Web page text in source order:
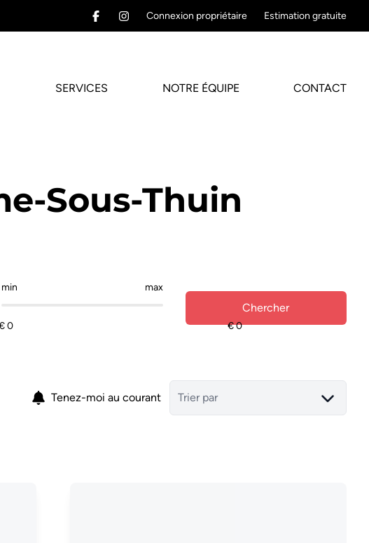
Connexion propriétaire Estimation gratuite
SERVICES NOTRE ÉQUIPE CONTACT
Sous-Thuin
min max
Chercher
Tenez-moi au courant Trier par